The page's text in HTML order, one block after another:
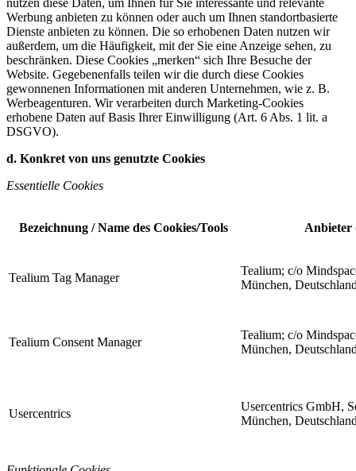
nutzen diese Daten, um Ihnen für Sie interessante und relevante
Werbung anbieten zu können oder auch um Ihnen standortbasierte
Dienste anbieten zu können. Die so erhobenen Daten nutzen wir
außerdem, um die Häufigkeit, mit der Sie eine Anzeige sehen, zu
beschränken. Diese Cookies „merken“ sich Ihre Besuche der
Website. Gegebenenfalls teilen wir die durch diese Cookies
gewonnenen Informationen mit anderen Unternehmen, wie z. B.
Werbeagenturen. Wir verarbeiten durch Marketing-Cookies
erhobene Daten auf Basis Ihrer Einwilligung (Art. 6 Abs. 1 lit. a
DSGVO).
d. Konkret von uns genutzte Cookies
Essentielle Cookies
Bezeichnung / Name des Cookies/Tools Anbieter
Tealium Tag Manager
Tealium; c/o
München,
Tealium Consent Manager
Tealium; c/o
München,
Usercentrics
Usercentrics GmbH,
München,